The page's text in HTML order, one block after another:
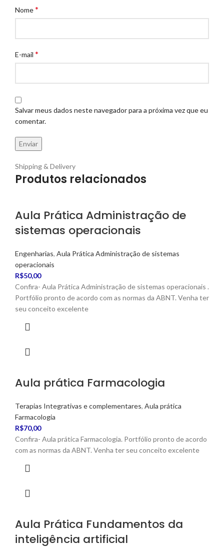
Nome*
E-mail *
Salvar meus dados neste navegador para a próxima vez que eu
comentar.
Shipping & Delivery
Produtos relacionados
Aula Prática Administração de
sistemas operacionais
Engenharias, Aula Prática Administração de sistemas
operacionais
R$50,00
Confira- Aula Prática Administração de sistemas operacionais .
Portfólio pronto de acordo com as normas da ABNT. Venha ter
seu conceito excelente
Aula prática Farmacologia
Terapias Integrativas e complementares, Aula prática
Farmacologia
R$70,00
Confira- Aula prática Farmacologia. Portfólio pronto de acordo
com as normas da ABNT. Venha ter seu conceito excelente
Aula Prática Fundamentos da
inteligência artificial